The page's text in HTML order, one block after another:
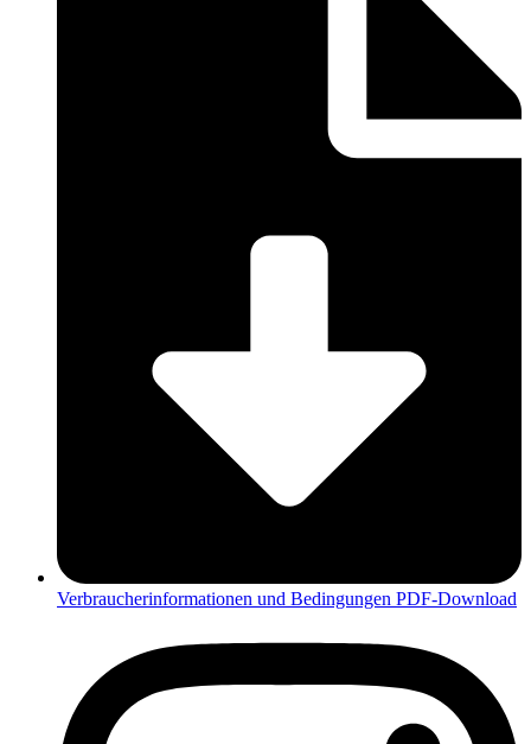
Verbraucherinformationen und Bedingungen PDF-Download